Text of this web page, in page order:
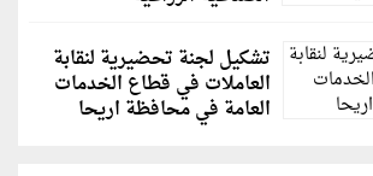
تشكيل لجنة تحضيرية لنقابة
العاملات في قطاع الخدمات
العامة في محافظة اريحا